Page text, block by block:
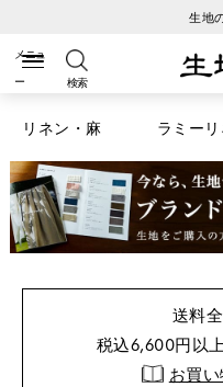
検索
リネン・麻 ラミー
送料
税込6,600円以
お買